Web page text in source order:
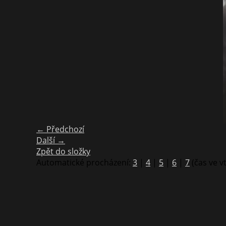
← Předchozí
Další →
Zpět do složky
Automatické procházení: 3 | 4 | 5 | 6 | 7 (čas ve